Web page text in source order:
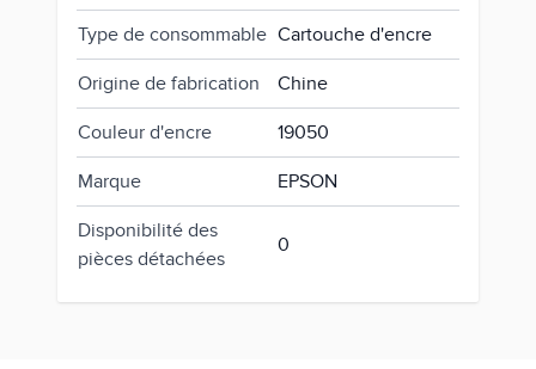
Type de consommable Cartouche d'encre
Origine de fabrication Chine
Couleur d'encre 19050
Marque EPSON
Disponibilité des
pièces détachées
0